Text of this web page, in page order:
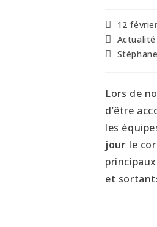
12
Lors de
d’être
les
jour le
et